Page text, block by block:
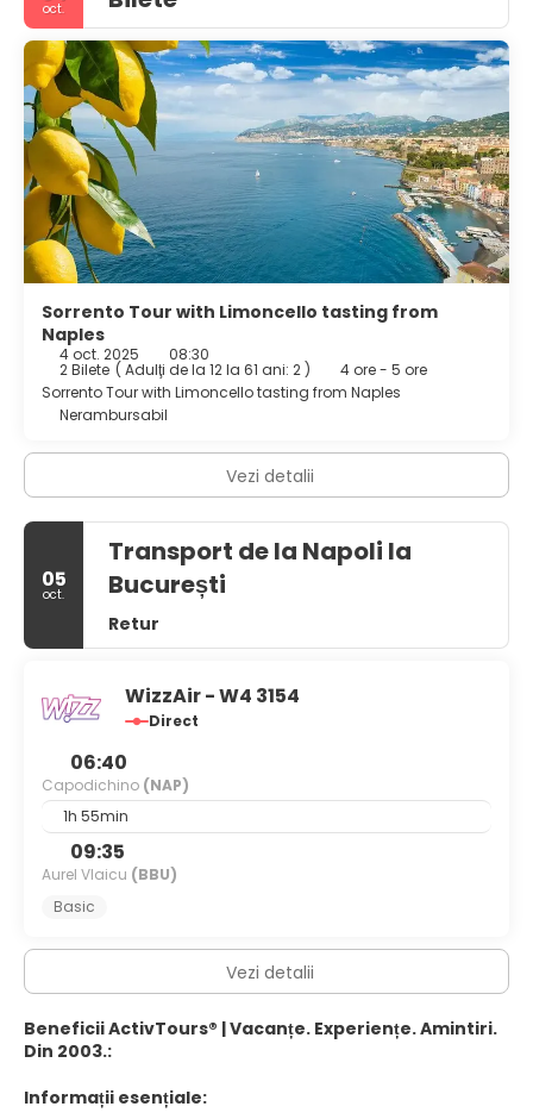
oct.
Sorrento Tour with Limoncello tasting from
Naples
4 oct. 2025 08:30
2 Bilete ( Adulţi de la 12 la 61 ani: 2 )
4 ore - 5 ore
Sorrento Tour with Limoncello tasting from Naples
Nerambursabil
Vezi detalii
05
oct.
Transport de la Napoli la
București
Retur
WizzAir - W4 3154
Direct
06:40
Capodichino (NAP)
1h 55min
09:35
Aurel Vlaicu (BBU)
Basic
Vezi detalii
Beneficii ActivTours® | Vacanțe. Experiențe. Amintiri.
Din 2003.:
Informații esențiale: